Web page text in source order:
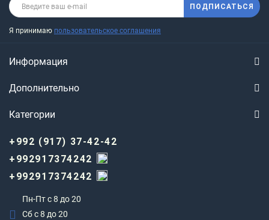
ПОДПИСАТЬСЯ
Я принимаю пользовательское соглашения
Информация
Дополнительно
Категории
+992 (917) 37-42-42
+992917374242
+992917374242
Пн-Пт с 8 до 20
Сб с 8 до 20